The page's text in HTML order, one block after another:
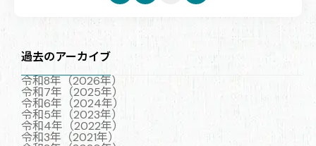
過去のアーカイブ
令和8年（2026年）
令和7年（2025年）
令和6年（2024年）
令和5年（2023年）
令和4年（2022年）
令和3年（2021年）